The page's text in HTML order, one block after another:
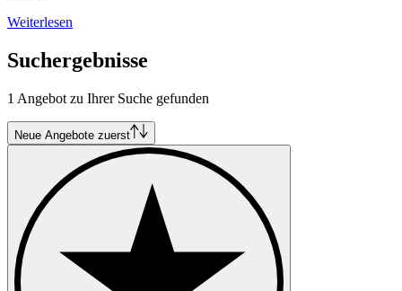
Weiterlesen
Suchergebnisse
1 Angebot zu Ihrer Suche gefunden
Neue Angebote zuerst